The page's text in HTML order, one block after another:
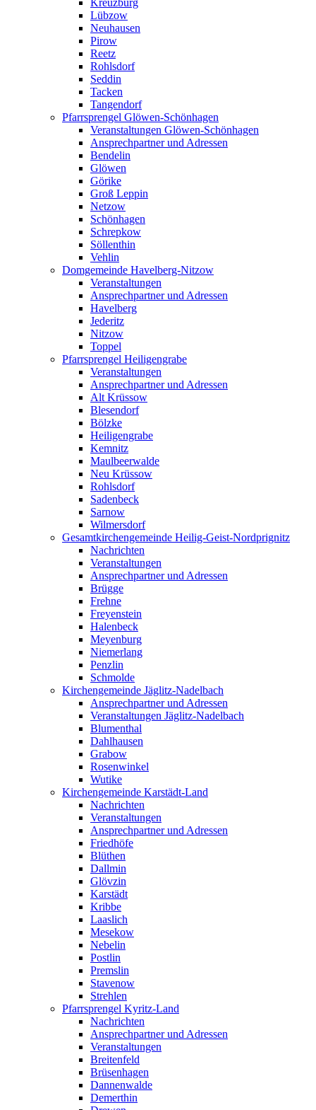
Lübzow
Neuhausen
Pirow
Reetz
Rohlsdorf
Seddin
Tacken
Tangendorf
Pfarrsprengel Glöwen-Schönhagen
Veranstaltungen Glöwen-Schönhagen
Ansprechpartner und Adressen
Bendelin
Glöwen
Görike
Groß Leppin
Netzow
Schönhagen
Schrepkow
Söllenthin
Vehlin
Domgemeinde Havelberg-Nitzow
Veranstaltungen
Ansprechpartner und Adressen
Havelberg
Jederitz
Nitzow
Toppel
Pfarrsprengel Heiligengrabe
Veranstaltungen
Ansprechpartner und Adressen
Alt Krüssow
Blesendorf
Bölzke
Heiligengrabe
Kemnitz
Maulbeerwalde
Neu Krüssow
Rohlsdorf
Sadenbeck
Sarnow
Wilmersdorf
Gesamtkirchengemeinde Heilig-Geist-Nordprignitz
Nachrichten
Veranstaltungen
Ansprechpartner und Adressen
Brügge
Frehne
Freyenstein
Halenbeck
Meyenburg
Niemerlang
Penzlin
Schmolde
Kirchengemeinde Jäglitz-Nadelbach
Ansprechpartner und Adressen
Veranstaltungen Jäglitz-Nadelbach
Blumenthal
Dahlhausen
Grabow
Rosenwinkel
Wutike
Kirchengemeinde Karstädt-Land
Nachrichten
Veranstaltungen
Ansprechpartner und Adressen
Friedhöfe
Blüthen
Dallmin
Glövzin
Karstädt
Kribbe
Laaslich
Mesekow
Nebelin
Postlin
Premslin
Stavenow
Strehlen
Pfarrsprengel Kyritz-Land
Nachrichten
Ansprechpartner und Adressen
Veranstaltungen
Breitenfeld
Brüsenhagen
Dannenwalde
Demerthin